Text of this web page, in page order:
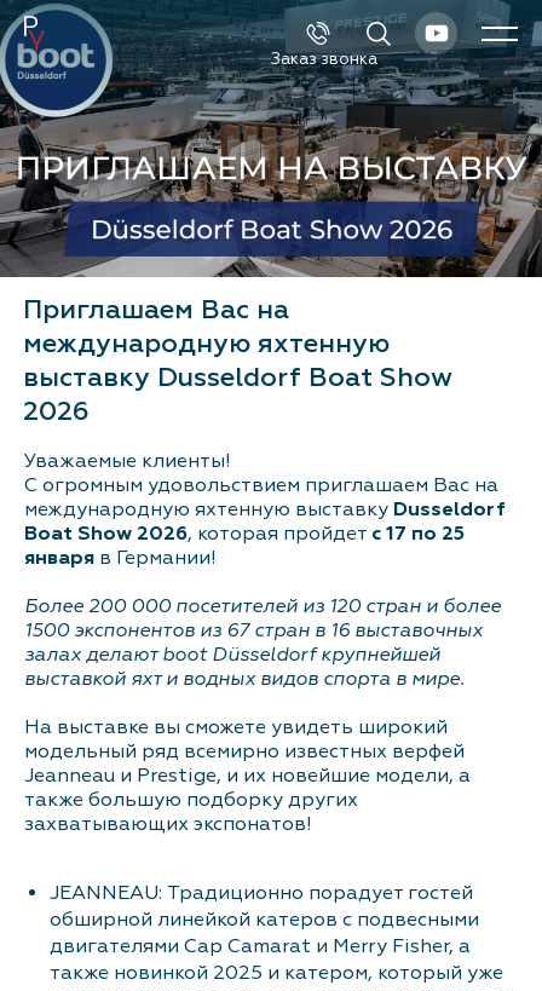
Заказ звонка
Каталог
Поиск
Новые катера и яхты
Б/у катера и яхты
Спецпредложения
Новости и события
О компании
Приглашаем Вас на
международную яхтенную
выставку Dusseldorf Boat Show
2026
Уважаемые клиенты!
С огромным удовольствием приглашаем Вас на
международную яхтенную выставку Dusseldorf
Boat Show 2026, которая пройдет с 17 по 25
января в Германии!
Более 200 000 посетителей из 120 стран и более
1500 экспонентов из 67 стран в 16 выставочных
залах делают boot Düsseldorf крупнейшей
выставкой яхт и водных видов спорта в мире.
На выставке вы сможете увидеть широкий
модельный ряд всемирно известных верфей
Jeanneau и Prestige, и их новейшие модели, а
также большую подборку других
захватывающих экспонатов!
JEANNEAU: Традиционно порадует гостей
обширной линейкой катеров с подвесными
двигателями Cap Camarat и Merry Fisher, а
также новинкой 2025 и катером, который уже